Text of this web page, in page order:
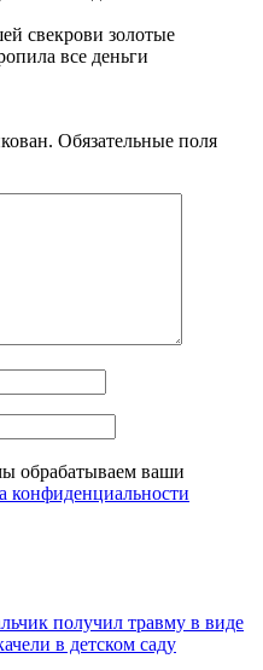
свекрови золотые
все деньги
Обязательные поля
обрабатываем ваши
конфиденциальности
получил травму в виде
в детском саду